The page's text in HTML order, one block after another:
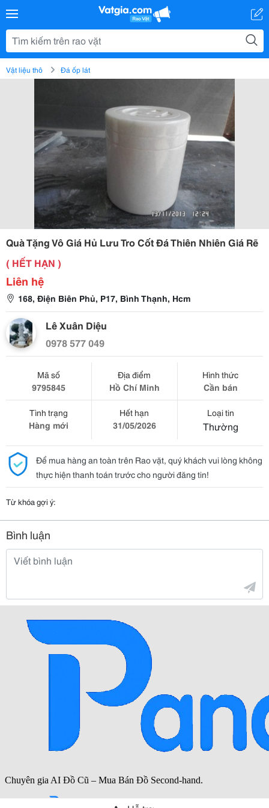
Vật liệu thô Đá ốp lát
Quà Tặng Vô Giá Hủ Lưu Tro Cốt Đá Thiên Nhiên Giá Rẽ
( HẾT HẠN )
Liên hệ
168, Điện Biên Phủ, P17, Bình Thạnh, Hcm
Lê Xuân Diệu
0978 577 049
Mã số
9795845
Địa điểm
Hồ Chí Minh
Hình thức
Cần bán
Tình trạng
Hàng mới
Hết hạn
31/05/2026
Loại tin
Thường
Để mua hàng an toàn trên Rao vặt, quý khách vui lòng không
thực hiện thanh toán trước cho người đăng tin!
Từ khóa gợi ý:
Bình luận